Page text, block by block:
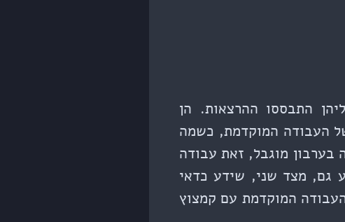
התבססו ההרצאות. הן
העבודה המוקדמת, כשמה
בערבון מוגבל, זאת עבודה
גם, מצד שני, שידע כדאי
המוקדמת עם קמצוץ